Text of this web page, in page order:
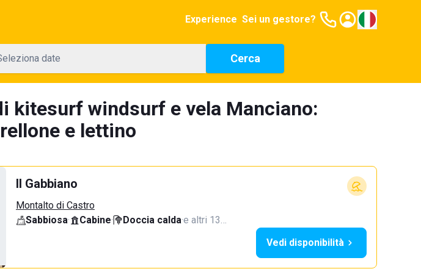
Experience Sei un gestore?
date Cerca
kitesurf windsurf e vela Manciano:
e lettino
Il Gabbiano
Montalto di Castro
Sabbiosa· Cabine· Doccia calda·e altri 13…
Vedi disponibilità